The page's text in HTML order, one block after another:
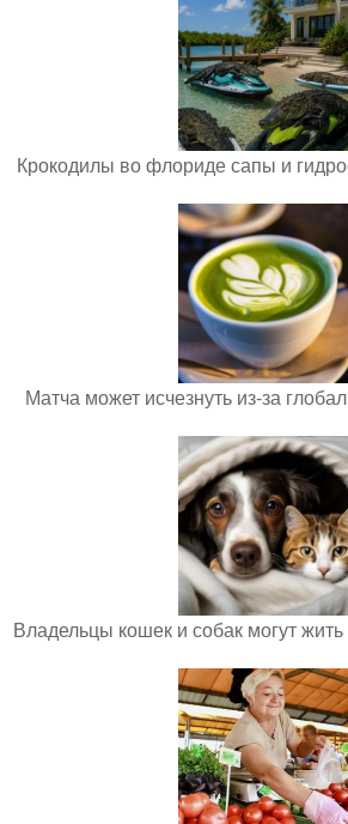
Крокодилы во флориде сапы и
Матча может исчезнуть из-за
Владельцы кошек и собак могут